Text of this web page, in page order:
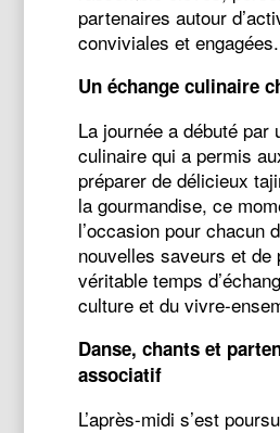
partenaires autour
conviviales et engagées.
Un échange culinaire
La journée a débuté par
culinaire qui a permis
préparer de délicieux
la gourmandise, ce
l’occasion pour chacun
nouvelles saveurs et de
véritable temps
culture et du vivre-
Danse, chants et
associatif
L’après-midi s’est